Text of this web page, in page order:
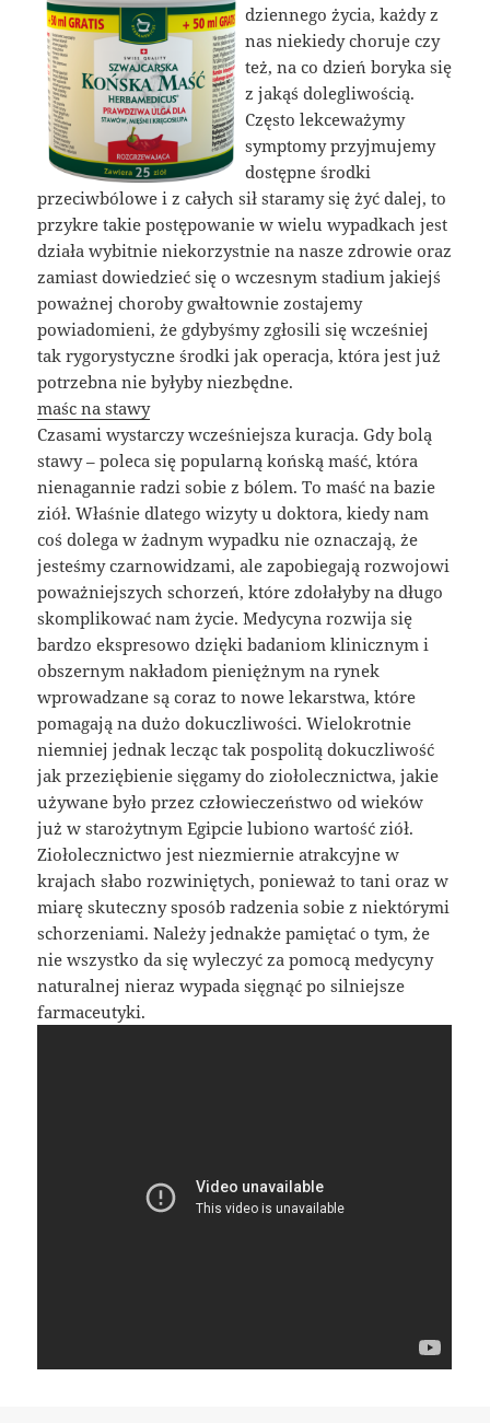
dziennego życia, każdy z
nas niekiedy choruje czy
też, na co dzień boryka się
z jakąś dolegliwością.
Często lekceważymy
symptomy przyjmujemy
dostępne środki
przeciwbólowe i z całych sił staramy się żyć dalej, to
przykre takie postępowanie w wielu wypadkach jest
działa wybitnie niekorzystnie na nasze zdrowie oraz
zamiast dowiedzieć się o wczesnym stadium jakiejś
poważnej choroby gwałtownie zostajemy
powiadomieni, że gdybyśmy zgłosili się wcześniej
tak rygorystyczne środki jak operacja, która jest już
potrzebna nie byłyby niezbędne.
maśc na stawy
Czasami wystarczy wcześniejsza kuracja. Gdy bolą
stawy – poleca się popularną końską maść, która
nienagannie radzi sobie z bólem. To maść na bazie
ziół. Właśnie dlatego wizyty u doktora, kiedy nam
coś dolega w żadnym wypadku nie oznaczają, że
jesteśmy czarnowidzami, ale zapobiegają rozwojowi
poważniejszych schorzeń, które zdołałyby na długo
skomplikować nam życie. Medycyna rozwija się
bardzo ekspresowo dzięki badaniom klinicznym i
obszernym nakładom pieniężnym na rynek
wprowadzane są coraz to nowe lekarstwa, które
pomagają na dużo dokuczliwości. Wielokrotnie
niemniej jednak lecząc tak pospolitą dokuczliwość
jak przeziębienie sięgamy do ziołolecznictwa, jakie
używane było przez człowieczeństwo od wieków
już w starożytnym Egipcie lubiono wartość ziół.
Ziołolecznictwo jest niezmiernie atrakcyjne w
krajach słabo rozwiniętych, ponieważ to tani oraz w
miarę skuteczny sposób radzenia sobie z niektórymi
schorzeniami. Należy jednakże pamiętać o tym, że
nie wszystko da się wyleczyć za pomocą medycyny
naturalnej nieraz wypada sięgnąć po silniejsze
farmaceutyki.